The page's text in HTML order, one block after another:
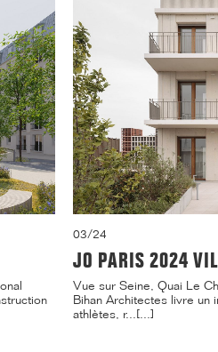
03/24
JO PARIS 2024
Vue sur Seine, Quai Le
Bihan Architectes livre un
athlètes, r...[...]